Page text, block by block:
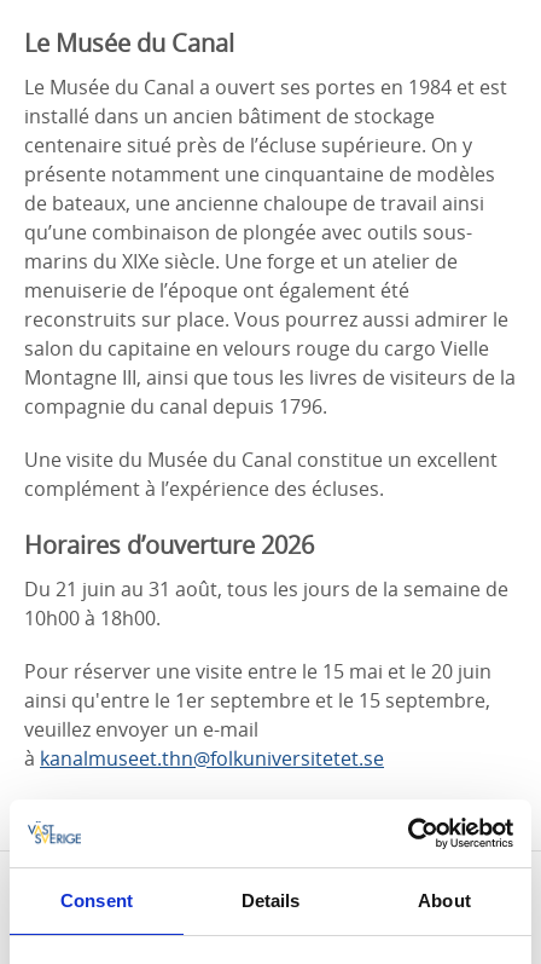
Consent Details About
Le Musée du Canal
Le Musée du Canal a ouvert ses portes en 1984 et est
installé dans un ancien bâtiment de stockage
centenaire situé près de l’écluse supérieure. On y
présente notamment une cinquantaine de modèles
de bateaux, une ancienne chaloupe de travail ainsi
qu’une combinaison de plongée avec outils sous-
marins du XIXe siècle. Une forge et un atelier de
menuiserie de l’époque ont également été
reconstruits sur place. Vous pourrez aussi admirer le
salon du capitaine en velours rouge du cargo Vielle
Montagne III, ainsi que tous les livres de visiteurs de la
compagnie du canal depuis 1796.
Une visite du Musée du Canal constitue un excellent
complément à l’expérience des écluses.
Horaires d’ouverture 2026
Du 21 juin au 31 août, tous les jours de la semaine de
10h00 à 18h00.
Pour réserver une visite entre le 15 mai et le 20 juin
ainsi qu'entre le 1er septembre et le 15 septembre,
veuillez envoyer un e-mail
à kanalmuseet.thn@folkuniversitetet.se
Informations relatives au contact